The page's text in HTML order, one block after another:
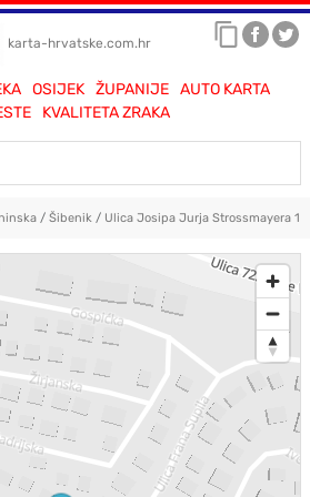
karta-hrvatske.com.hr
OSIJEK ŽUPANIJE
AUTO KARTA
KVALITETA ZRAKA
/ Šibenik / Ulica Josipa Jurja Strossmayera 15